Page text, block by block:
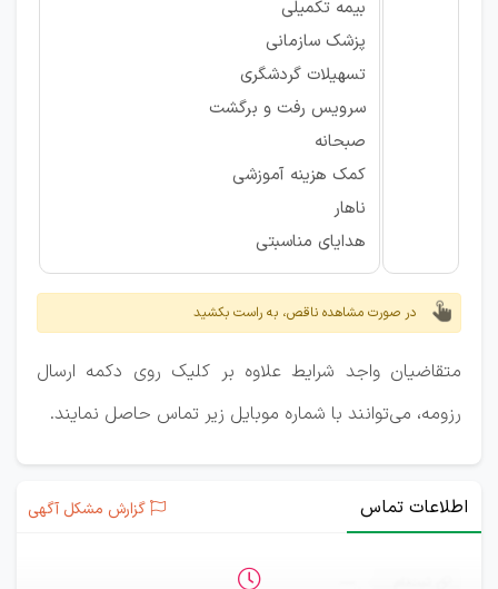
بیمه تکمیلی
پزشک سازمانی
تسهیلات گردشگری
سرویس رفت و برگشت
صبحانه
کمک هزینه آموزشی
ناهار
هدایای مناسبتی
در صورت مشاهده ناقص، به راست بکشید
متقاضیان واجد شرایط علاوه بر کلیک روی دکمه ارسال
رزومه، می‌توانند با شماره موبایل زیر تماس حاصل نمایند.
اطلاعات تماس گزارش مشکل آگهی